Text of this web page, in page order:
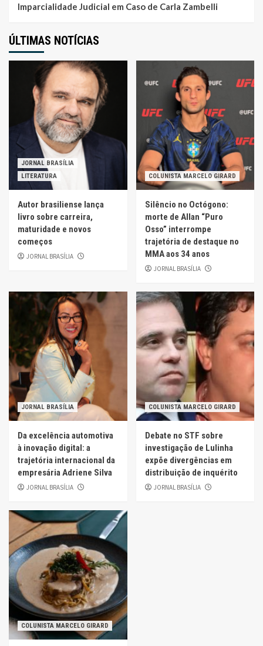
Imparcialidade Judicial em Caso de Carla Zambelli
ÚLTIMAS NOTÍCIAS
JORNAL BRASÍLIA
LITERATURA
Autor brasiliense lança
livro sobre carreira,
maturidade e novos
começos
JORNAL BRASÍLIA
COLUNISTA MARCELO GIRARD
Silêncio no Octógono:
morte de Allan “Puro
Osso” interrompe
trajetória de destaque no
MMA aos 34 anos
JORNAL BRASÍLIA
JORNAL BRASÍLIA
Da excelência automotiva
à inovação digital: a
trajetória internacional da
empresária Adriene Silva
JORNAL BRASÍLIA
COLUNISTA MARCELO GIRARD
Debate no STF sobre
investigação de Lulinha
expõe divergências em
distribuição de inquérito
JORNAL BRASÍLIA
COLUNISTA MARCELO GIRARD